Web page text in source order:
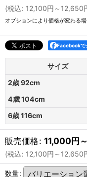
(税込: 12,100円 ～12,650
オプションにより価格が変わる場
Facebookで
サイズ
2歳 92cm
4歳 104cm
6歳 116cm
販売価格: 11,000円
(税込: 12,100円 ～12,650
数量: